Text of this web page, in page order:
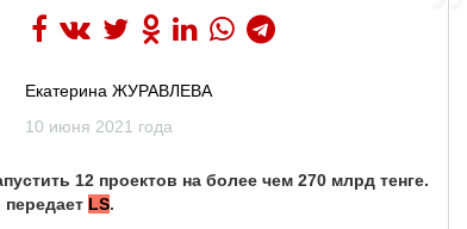
Екатерина ЖУРАВЛЕВА
10 июня 2021 года
12 проектов на более чем 270 млрд тенге.
LS.